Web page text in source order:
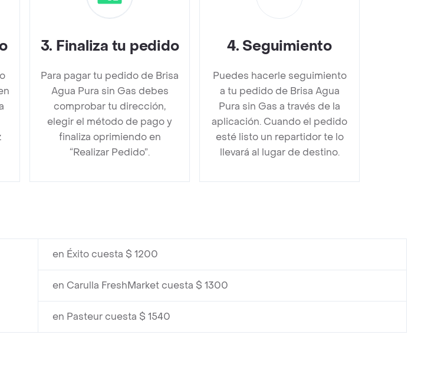
3. Finaliza tu pedido
Para pagar tu pedido de Brisa
Agua Pura sin Gas debes
comprobar tu dirección,
elegir el método de pago y
finaliza oprimiendo en
“Realizar Pedido”.
4. Seguimiento
Puedes hacerle seguimiento
a tu pedido de Brisa Agua
Pura sin Gas a través de la
aplicación. Cuando el pedido
esté listo un repartidor te lo
llevará al lugar de destino.
en Éxito cuesta $ 1200
en Carulla FreshMarket cuesta $ 1300
en Pasteur cuesta $ 1540